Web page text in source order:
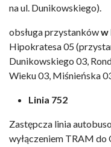
na ul. Dunikowskiego).
obsługa przystankóww
Hipokratesa 05
Dunikowskiego 03,
Wieku 03, Miśnieńska
Linia 752
Zastępcza linia
wyłączeniem TRAM do